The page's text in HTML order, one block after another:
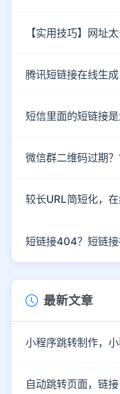
【实用技巧】网址
腾讯短链接在线生成
短信里面的短链接
微信群二维码过期？
较长URL简短化，
短链接404？短链接
最新文章
小程序跳转制作，
自动跳转页面，链